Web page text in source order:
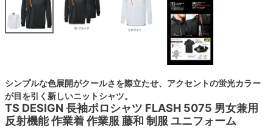
シンプルな色展開がクールさを際立たせ、アクセントの蛍光カラー
が目を引く新しいニットシャツ。
TS DESIGN 長袖ポロシャツ FLASH 5075 男女兼用
反射機能 作業着 作業服 藤和 制服 ユニフォーム